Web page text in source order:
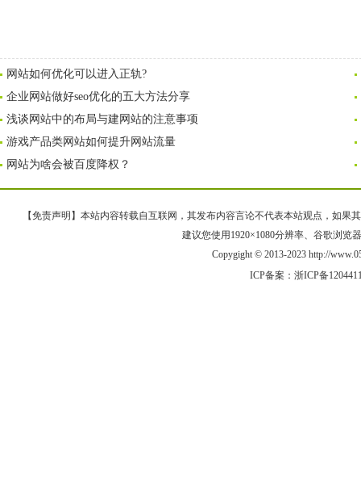
网站如何优化可以进入正轨?
企业网站做好seo优化的五大方法分享
浅谈网站中的布局与建网站的注意事项
游戏产品类网站如何提升网站流量
网站为啥会被百度降权？
【免责声明】本站内容转载自互联网，其发布内容言论不代表本站观点，如果
建议您使用1920×1080分辨率、谷歌浏览
Copygight © 2013-2023 http://
ICP备案： 浙ICP备